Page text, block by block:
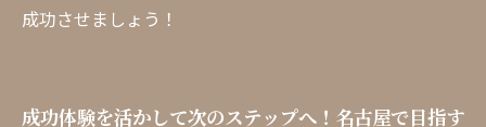
成功させましょう！
成功体験を活かして次のステップへ！名古屋で目指す